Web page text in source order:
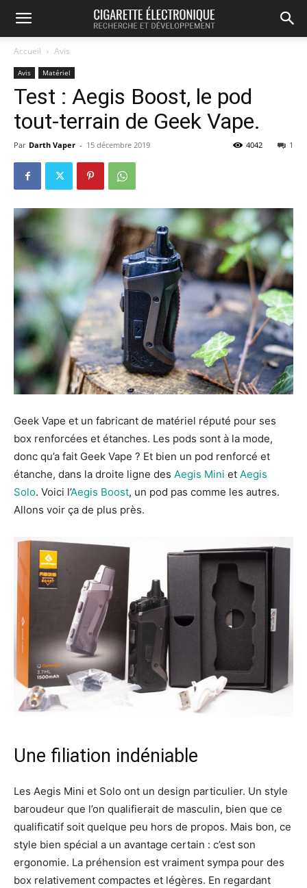
Accueil Avis
Avis Matériel
Test : Aegis Boost, le pod
tout-terrain de Geek Vape.
Par Darth Vaper - 15 décembre 2019 1
4042
Geek Vape et un fabricant de matériel réputé pour ses
box renforcées et étanches. Les pods sont à la mode,
donc qu’a fait Geek Vape ? Et bien un pod renforcé et
étanche, dans la droite ligne des Aegis Mini et Aegis
Solo. Voici l’Aegis Boost, un pod pas comme les autres.
Allons voir ça de plus près.
Une filiation indéniable
Les Aegis Mini et Solo ont un design particulier. Un style
baroudeur que l’on qualifierait de masculin, bien que ce
qualificatif soit quelque peu hors de propos. Mais bon, ce
style bien spécial a un avantage certain : c’est son
ergonomie. La préhension est vraiment sympa pour des
box relativement compactes et légères. En regardant